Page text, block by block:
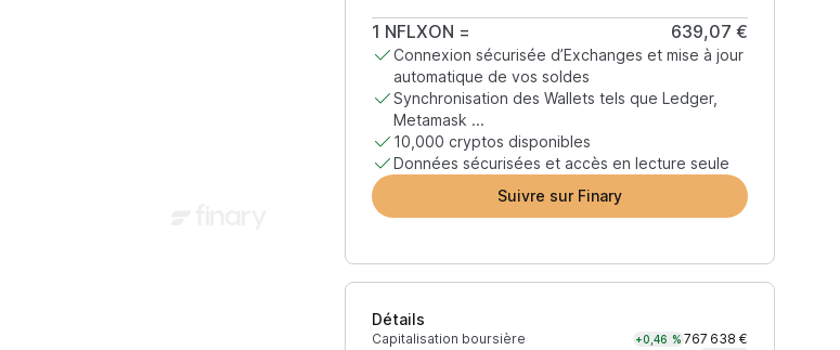
1 NFLXON = 639,07 €
Connexion sécurisée d’Exchanges et mise à jour
automatique de vos soldes
Synchronisation des Wallets tels que Ledger,
Metamask ...
10,000 cryptos disponibles
Données sécurisées et accès en lecture seule
Suivre sur Finary
Détails
Capitalisation boursière +0,46 % 767 638 €